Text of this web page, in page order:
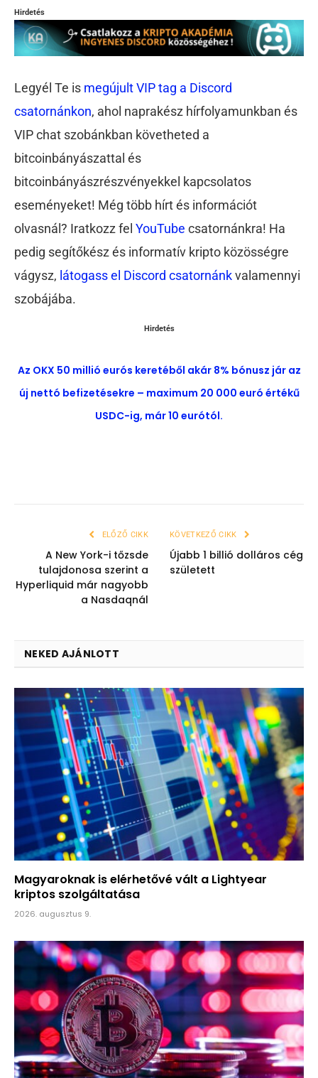
Hirdetés
Legyél Te is megújult VIP tag a Discord
csatornánkon, ahol naprakész hírfolyamunkban és
VIP chat szobánkban követheted a
bitcoinbányászattal és
bitcoinbányászrészvényekkel kapcsolatos
eseményeket! Még több hírt és információt
olvasnál? Iratkozz fel YouTube csatornánkra! Ha
pedig segítőkész és informatív kripto közösségre
vágysz, látogass el Discord csatornánkvalamennyi
szobájába.
Hirdetés
Az OKX 50 millió eurós keretéből akár 8% bónusz jár az
új nettó befizetésekre – maximum 20 000 euró értékű
USDC-ig, már 10 eurótól.
ELŐZŐ CIKK
A New York-i tőzsde
tulajdonosa szerint a
Hyperliquid már nagyobb
a Nasdaqnál
KÖVETKEZŐ CIKK
Újabb 1 billió dolláros cég
született
NEKED AJÁNLOTT
Magyaroknak is elérhetővé vált a Lightyear
kriptos szolgáltatása
2026. augusztus 9.